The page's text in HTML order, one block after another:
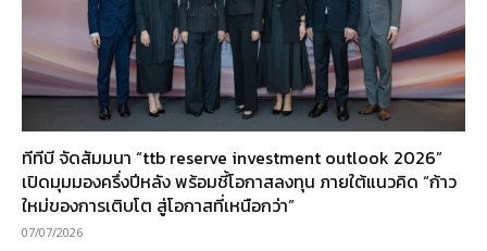
ทีทีบี จัดสัมมนา “ttb reserve investment outlook 2026”
เปิดมุมมองครึ่งปีหลัง พร้อมชี้โอกาสลงทุน ภายใต้แนวคิด “ก้าว
ใหม่ของการเติบโต สู่โอกาสที่เหนือกว่า”
07/07/2026